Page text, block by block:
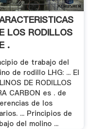
LOS RODILLOS
.
de trabajo del
de rodillo LHG: ... El
DE RODILLOS
CARBON es . de
de los
... Principios de
del molino ...